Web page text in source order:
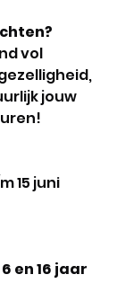
vol
jouw
15 juni
6 en 16 jaar